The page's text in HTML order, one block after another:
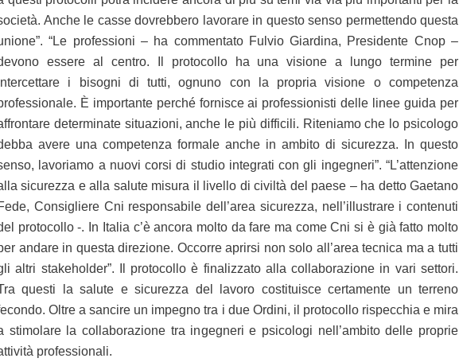
Anche le casse dovrebbero lavorare in questo senso permettendo questa
“Le professioni – ha commentato Fulvio Giardina, Presidente Cnop –
essere al centro. Il protocollo ha una visione a lungo termine per
i bisogni di tutti, ognuno con la propria visione o competenza
È importante perché fornisce ai professionisti delle linee guida per
determinate situazioni, anche le più difficili. Riteniamo che lo psicologo
avere una competenza formale anche in ambito di sicurezza. In questo
lavoriamo a nuovi corsi di studio integrati con gli ingegneri”. “L’attenzione
sicurezza e alla salute misura il livello di civiltà del paese – ha detto Gaetano
Consigliere Cni responsabile dell’area sicurezza, nell’illustrare i contenuti
protocollo -. In Italia c’è ancora molto da fare ma come Cni si è già fatto molto
andare in questa direzione. Occorre aprirsi non solo all’area tecnica ma a tutti
altri stakeholder”. Il protocollo è finalizzato alla collaborazione in vari settori.
questi la salute e sicurezza del lavoro costituisce certamente un terreno
Oltre a sancire un impegno tra i due Ordini, il protocollo rispecchia e mira
stimolare la collaborazione tra ingegneri e psicologi nell’ambito delle proprie
professionali.